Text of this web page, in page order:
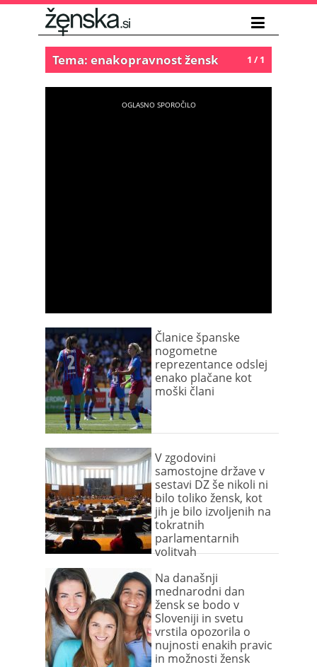
1 / 1
Tema: enakopravnost žensk
Članice španske
nogometne
reprezentance odslej
enako plačane kot
moški člani
V zgodovini
samostojne države v
sestavi DZ še nikoli ni
bilo toliko žensk, kot
jih je bilo izvoljenih na
tokratnih
parlamentarnih
volitvah
Na današnji
mednarodni dan
žensk se bodo v
Sloveniji in svetu
vrstila opozorila o
nujnosti enakih pravic
in možnosti žensk